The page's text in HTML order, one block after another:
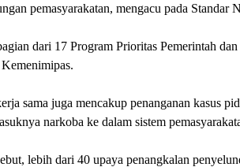
pemasyarakatan, mengacu pada Standar
dari 17 Program Prioritas Pemerintah dan
sama juga mencakup penanganan kasus
narkoba ke dalam sistem
lebih dari 40 upaya penangkalan